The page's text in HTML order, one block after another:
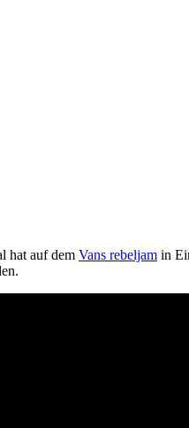
hat auf dem Vans rebeljam in